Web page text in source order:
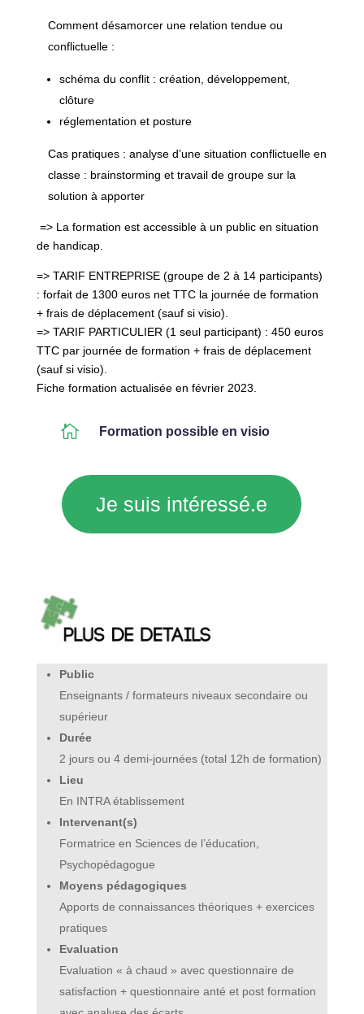
Comment désamorcer une relation tendue ou
conflictuelle :
schéma du conflit : création, développement,
clôture
réglementation et posture
Cas pratiques : analyse d’une situation conflictuelle en
classe : brainstorming et travail de groupe sur la
solution à apporter
=> La formation est accessible à un public en situation
de handicap.
=> TARIF ENTREPRISE (groupe de 2 à 14 participants)
: forfait de 1300 euros net TTC la journée de formation
+ frais de déplacement (sauf si visio).
=> TARIF PARTICULIER (1 seul participant) : 450 euros
TTC par journée de formation + frais de déplacement
(sauf si visio).
Fiche formation actualisée en février 2023.
 Formation possible en visio
Je suis intéressé.e
Public
Enseignants / formateurs niveaux secondaire ou
supérieur
Durée
2 jours ou 4 demi-journées (total 12h de formation)
Lieu
En INTRA établissement
Intervenant(s)
Formatrice en Sciences de l’éducation,
Psychopédagogue
Moyens pédagogiques
Apports de connaissances théoriques + exercices
pratiques
Evaluation
Evaluation « à chaud » avec questionnaire de
satisfaction + questionnaire anté et post formation